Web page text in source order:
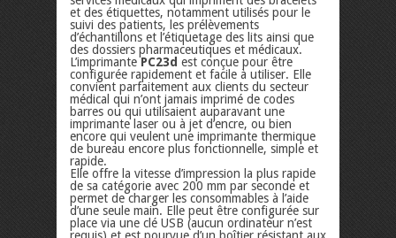
et des étiquettes, notamment utilisés pour le
suivi des patients, les prélèvements
d’échantillons et l’étiquetage des lits ainsi que
des dossiers pharmaceutiques et médicaux.
L’imprimantePC23d est conçue pour être
configurée rapidement et facile à utiliser. Elle
convient parfaitement aux clients du secteur
médical qui n’ont jamais imprimé de codes
barres ou qui utilisaient auparavant une
imprimante laser ou à jet d’encre, ou bien
encore qui veulent une imprimante thermique
de bureau encore plus fonctionnelle, simple et
rapide.
Elle offre la vitesse d’impression la plus rapide
de sa catégorie avec 200 mm par seconde et
permet de charger les consommables à l’aide
d’une seule main. Elle peut être configurée sur
place via une clé USB (aucun ordinateur n’est